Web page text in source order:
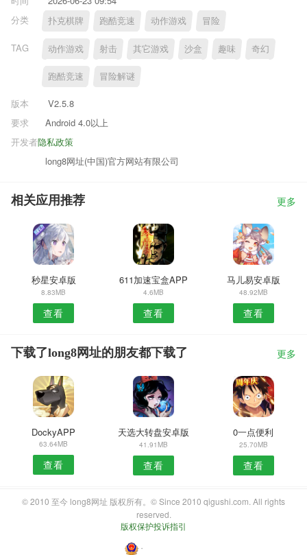
分类
扑克棋牌 跑酷竞速 动作游戏 冒险
TAG 动作游戏 射击 其它游戏 沙盒 趣味 奇幻
跑酷竞速 冒险解谜
版本
V2.5.8
要求
Android 4.0以上
隐私政策
开发者
long8网址(中国)官方网站有限公司
相关应用推荐 更多
秒星安卓版
8.83MB
查看
611加速宝盒APP
4.6MB
查看
马儿易安卓版
48.92MB
查看
下载了long8网址的朋友都下载了 更多
DockyAPP
63.64MB
查看
天选大转盘安卓版
41.91MB
查看
0一点便利
25.70MB
查看
© 2010 至今 long8网址 版权所有。© Since 2010 qigushi.com. All rights
reserved.
版权保护投诉指引
・